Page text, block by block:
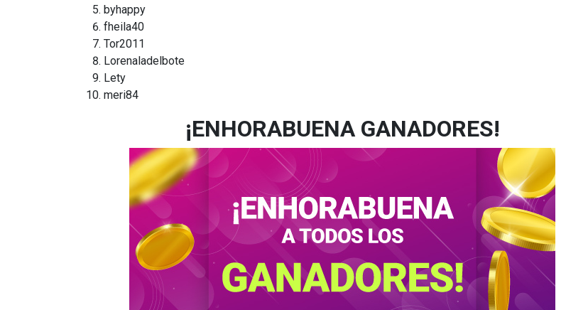
byhappy
fheila40
Tor2011
Lorenaladelbote
Lety
meri84
¡ENHORABUENA GANADORES!